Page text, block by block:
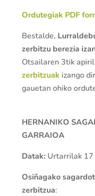
Ordutegiak PDF
Bestalde,
zerbitzu berezia
Otsailaren 3tik
zerbitzuak izango
gauetan ohiko
HERNANIKO
GARRAIOA
Datak: Urtarrilak
Osiñagako
zerbitzua: